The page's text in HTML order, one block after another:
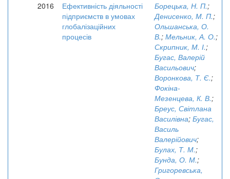
2016
Ефективність діяльності
підприємств в умовах
глобалізаційних
процесів
Борецька, Н. П.;
Денисенко, М. П.;
Ольшанська, О.
В.; Мельник, А. О.;
Скрипник, М. І.;
Бугас, Валерій
Васильович;
Воронкова, Т. Є.;
Фокіна-
Мезенцева, К. В.;
Бреус, Світлана
Василівна; Бугас,
Василь
Валерійович;
Булах, Т. М.;
Бунда, О. М.;
Григоревська,